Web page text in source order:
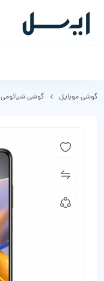
گوشی موبایل گوشی شیائومی